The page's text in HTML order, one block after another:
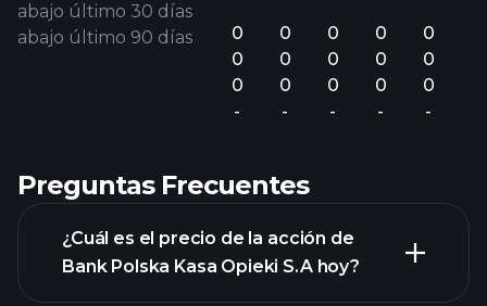
abajo último 30 días
abajo último 90 días
0
0
0
-
0
0
0
-
0
0
0
-
0
0
0
-
0
0
0
-
Preguntas Frecuentes
¿Cuál es el precio de la acción de
Bank Polska Kasa Opieki S.A hoy?